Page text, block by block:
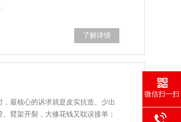
了解详情
最核心的诉求就是皮实抗造、少出
臂架开裂，大修花钱又耽误接单；
微信扫一扫